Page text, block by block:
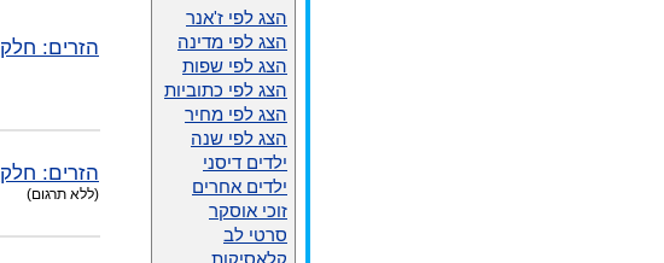
הזרים: חלק 1 (בלו-ריי)
הזרים: חלק 1 (בלו-ריי 4K UHD)
(ללא תרגום)
הצג לפי ז'אנר
הצג לפי מדינה
הצג לפי שפות
הצג לפי כתוביות
הצג לפי מחיר
הצג לפי שנה
ילדים דיסני
ילדים אחרים
זוכי אוסקר
סרטי לב